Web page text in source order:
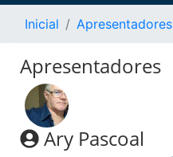
Inicial Apresentadores
Apresentadores
Ary Pascoal